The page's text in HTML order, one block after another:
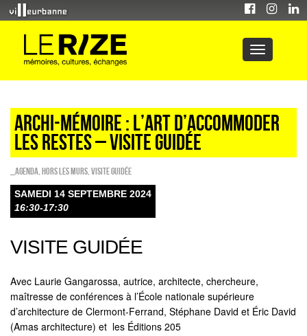
ARCHI-MÉMOIRE : L’ART D’ACCOMMODER
LES RESTES – VISITE GUIDÉE
_Agenda HORS LES MURS Visite guidée
SAMEDI 14 SEPTEMBRE 2024
16:30-17:30
VISITE GUIDÉE
Avec Laurie Gangarossa, autrice, architecte, chercheure,
maîtresse de conférences à l’École nationale supérieure
d’architecture de Clermont-Ferrand, Stéphane David et Éric David
(Amas architecture) et les Éditions 205